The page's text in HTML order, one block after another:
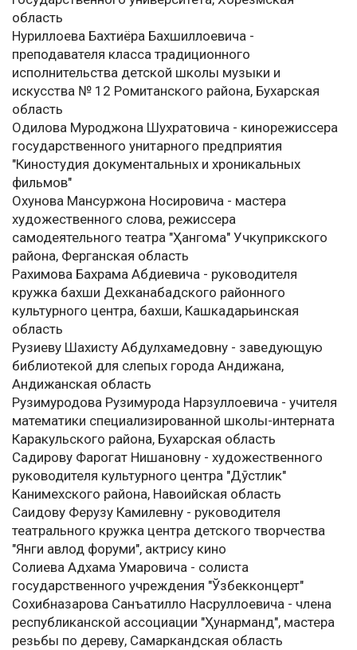
область
Нуриллоева Бахтиёра Бахшиллоевича -
преподавателя класса традиционного
исполнительства детской школы музыки и
искусства № 12 Ромитанского района, Бухарская
область
Одилова Муроджона Шухратовича - кинорежиссера
государственного унитарного предприятия
"Киностудия документальных и хроникальных
фильмов"
Охунова Мансуржона Носировича - мастера
художественного слова, режиссера
самодеятельного театра "Ҳангома" Учкуприкского
района, Ферганская область
Рахимова Бахрама Абдиевича - руководителя
кружка бахши Дехканабадского районного
культурного центра, бахши, Кашкадарьинская
область
Рузиеву Шахисту Абдулхамедовну - заведующую
библиотекой для слепых города Андижана,
Андижанская область
Рузимуродова Рузимурода Нарзуллоевича - учителя
математики специализированной школы-интерната
Каракульского района, Бухарская область
Садирову Фарогат Нишановну - художественного
руководителя культурного центра "Дўстлик"
Канимехского района, Навоийская область
Саидову Ферузу Камилевну - руководителя
театрального кружка центра детского творчества
"Янги авлод форуми", актрису кино
Солиева Адхама Умаровича - солиста
государственного учреждения "Ўзбекконцерт"
Сохибназарова Санъатилло Насруллоевича - члена
республиканской ассоциации "Ҳунарманд", мастера
резьбы по дереву, Самаркандская область